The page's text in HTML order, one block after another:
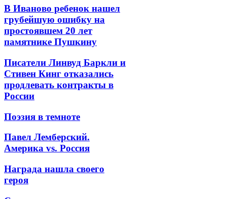
В Иваново ребенок нашел
грубейшую ошибку на
простоявшем 20 лет
памятнике Пушкину
Писатели Линвуд Баркли и
Стивен Кинг отказались
продлевать контракты в
России
Поэзия в темноте
Павел Лемберский.
Америка vs. Россия
Награда нашла своего
героя